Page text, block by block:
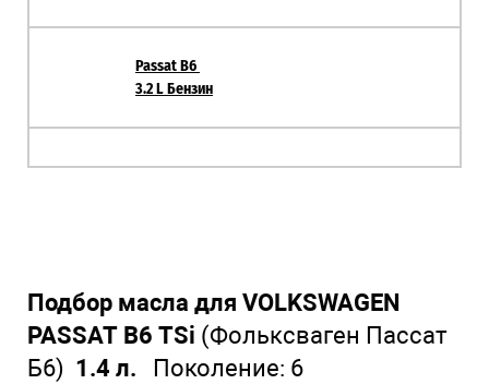
Passat B6
3.2 L Бензин
Подбор масла для VOLKSWAGEN
PASSAT B6 TSi (Фольксваген Пассат
Б6) 1.4 л. Поколение: 6